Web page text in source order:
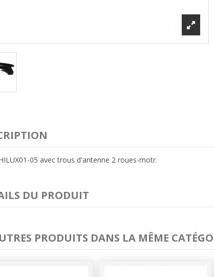
05 avec trous d'antenne 2 roues-motr.
DU PRODUIT
PRODUITS DANS LA MÊME